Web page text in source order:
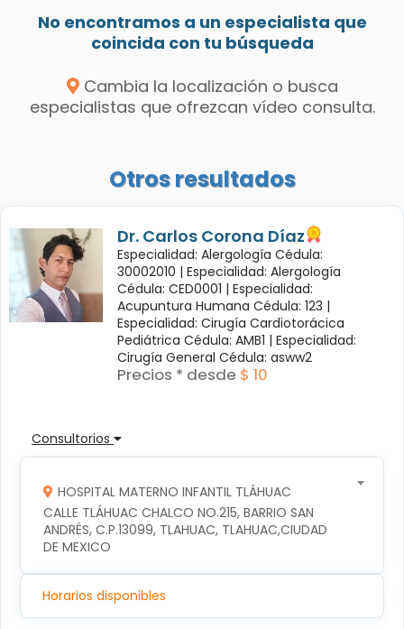
No encontramos a un especialista que
coincida con tu búsqueda
Cambia la localización o busca
especialistas que ofrezcan vídeo consulta.
Otros resultados
Dr. Carlos Corona Díaz
Especialidad: Alergología Cédula:
30002010 | Especialidad: Alergología
Cédula: CED0001 | Especialidad:
Acupuntura Humana Cédula: 123 |
Especialidad: Cirugía Cardiotorácica
Pediátrica Cédula: AMB1 | Especialidad:
Cirugía General Cédula: asww2
Precios * desde $ 10
Consultorios
HOSPITAL MATERNO INFANTIL TLÁHUAC
CALLE TLÁHUAC CHALCO NO.215, BARRIO SAN
ANDRÉS, C.P.13099, TLAHUAC, TLAHUAC,CIUDAD
DE MEXICO
Horarios disponibles